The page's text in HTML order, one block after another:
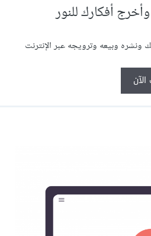
أفكارك للنور
وبيعه وترويجه عبر الإنترنت